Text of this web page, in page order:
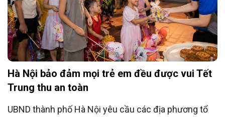
Hà Nội bảo đảm mọi trẻ em đều được vui Tết
Trung thu an toàn
UBND thành phố Hà Nội yêu cầu các địa phương tổ